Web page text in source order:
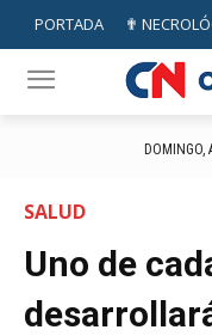
PORTADA ✟
DOMINGO,
SALUD
Uno de